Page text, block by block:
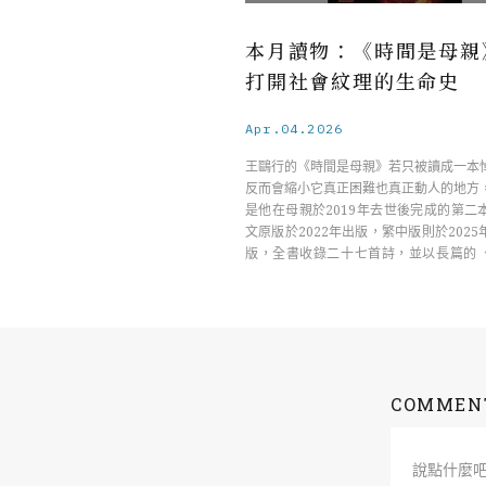
本月讀物：《時間是母
打開社會紋理的生命史
Apr.04.2026
王鷗行的《時間是母親》若只被讀成一本
反而會縮小它真正困難也真正動人的地方
是他在母親於2019年去世後完成的第二
文原版於2022年出版，繁中版則於2025
版，全書收錄二十七首詩，並以長篇的
說點什麼